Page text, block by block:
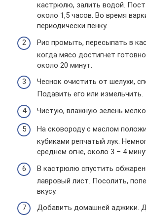
кастрюлю, залить водой.
около 1,5 часов. Во время
периодически пенку.
Рис промыть, пересыпать в
когда мясо достигнет
около 20 минут.
Чеснок очистить от шелухи,
Подавить его или измельчить.
Чистую, влажную зелень
На сковороду с маслом
кубиками репчатый лук.
среднем огне, около 3 – 4
В кастрюлю спустить
лавровый лист. Посолить,
вкусу.
Добавить домашней аджики.